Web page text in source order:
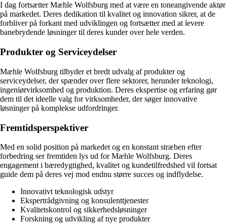
I dag fortsætter Mæhle Wolfsburg med at være en toneangivende aktør
på markedet. Deres dedikation til kvalitet og innovation sikrer, at de
forbliver på forkant med udviklingen og fortsætter med at levere
banebrydende løsninger til deres kunder over hele verden.
Produkter og Serviceydelser
Mæhle Wolfsburg tilbyder et bredt udvalg af produkter og
serviceydelser, der spænder over flere sektorer, herunder teknologi,
ingeniørvirksomhed og produktion. Deres ekspertise og erfaring gør
dem til det ideelle valg for virksomheder, der søger innovative
løsninger på komplekse udfordringer.
Fremtidsperspektiver
Med en solid position på markedet og en konstant stræben efter
forbedring ser fremtiden lys ud for Mæhle Wolfsburg. Deres
engagement i bæredygtighed, kvalitet og kundetilfredshed vil fortsat
guide dem på deres vej mod endnu større succes og indflydelse.
Innovativt teknologisk udstyr
Ekspertrådgivning og konsulenttjenester
Kvalitetskontrol og sikkerhedsløsninger
Forskning og udvikling af nye produkter